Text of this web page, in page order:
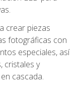
crear piezas
fotográficas con
especiales, así
cristales y
cascada.